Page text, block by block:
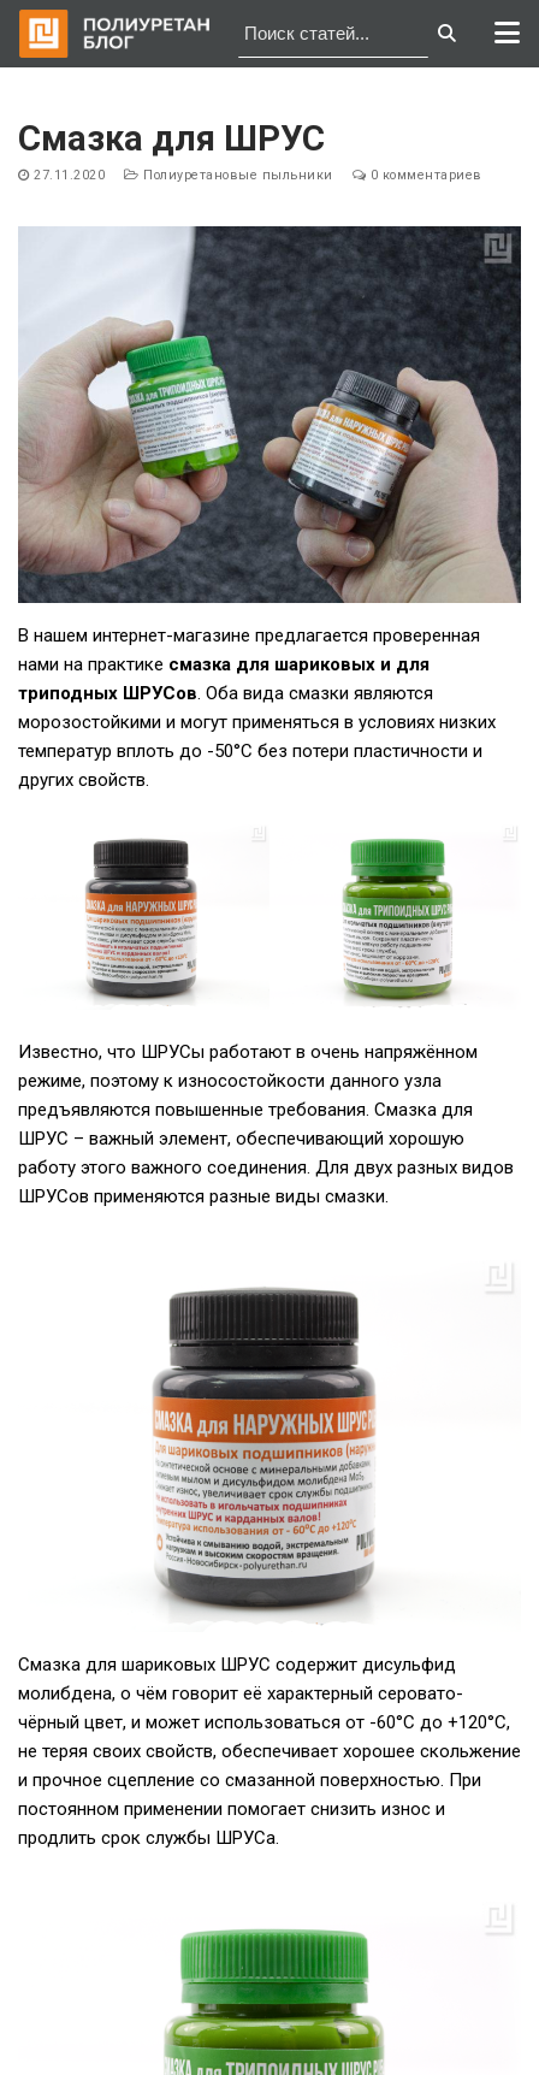
содержимому
Смазка для ШРУС
27.11.2020 Полиуретановые пыльники 0 комментариев
В нашем интернет-магазине предлагается проверенная
нами на практике смазка для шариковых и для
триподных ШРУСов. Оба вида смазки являются
морозостойкими и могут применяться в условиях низких
температур вплоть до -50°С без потери пластичности и
других свойств.
Известно, что ШРУСы работают в очень напряжённом
режиме, поэтому к износостойкости данного узла
предъявляются повышенные требования. Смазка для
ШРУС – важный элемент, обеспечивающий хорошую
работу этого важного соединения. Для двух разных видов
ШРУСов применяются разные виды смазки.
Смазка для шариковых ШРУС содержит дисульфид
молибдена, о чём говорит её характерный серовато-
чёрный цвет, и может использоваться от -60°С до +120°С,
не теряя своих свойств, обеспечивает хорошее скольжение
и прочное сцепление со смазанной поверхностью. При
постоянном применении помогает снизить износ и
продлить срок службы ШРУСа.